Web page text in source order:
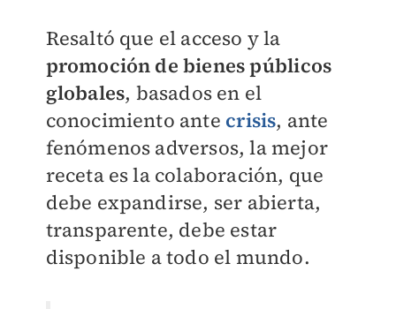
Resaltó que el acceso y la
promoción de bienes públicos
globales, basados en el
conocimiento ante crisis, ante
fenómenos adversos, la mejor
receta es la colaboración, que
debe expandirse, ser abierta,
transparente, debe estar
disponible a todo el mundo.